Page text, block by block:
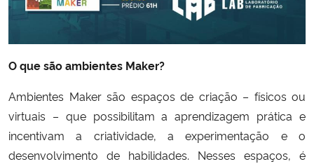
O que são ambientes Maker?
Ambientes Maker são espaços de criação – físicos ou
virtuais – que possibilitam a aprendizagem prática e
incentivam a criatividade, a experimentação e o
desenvolvimento de habilidades. Nesses espaços, é